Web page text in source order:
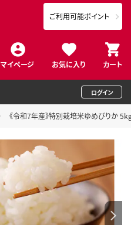
マイページ お気に入り カート
ご利用可能ポイント
ログイン
《令和7年産》特別栽培米ゆめぴりか